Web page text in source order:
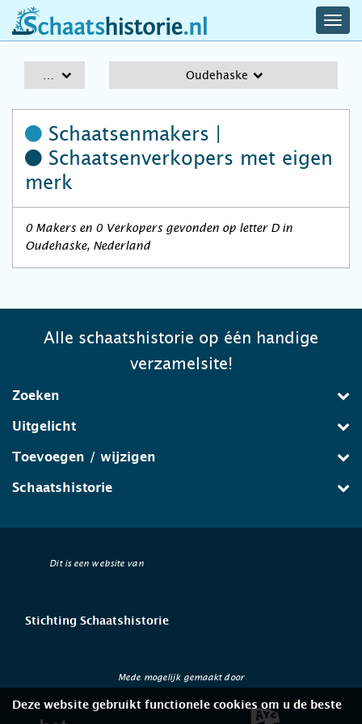
schaatshistorie.nl
Oudehaske
Schaatsenmakers |
Schaatsenverkopers met eigen
merk
0 Makers en 0 Verkopers gevonden op letter D in
Oudehaske, Nederland
Alle schaatshistorie op één handige
verzamelsite!
Zoeken
Uitgelicht
Toevoegen / wijzigen
Schaatshistorie
Dit is een website van
Stichting Schaatshistorie
Mede mogelijk gemaakt door
Deze website gebruikt functionele cookies om u de beste